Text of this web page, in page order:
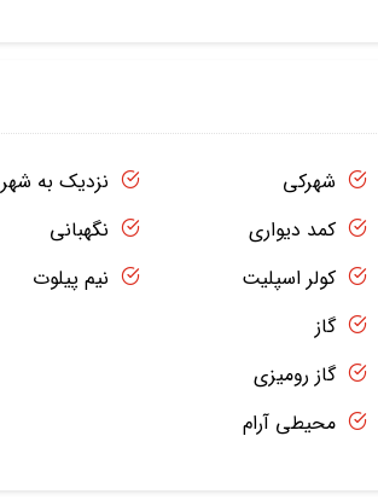
شهرکی
کمد دیواری
کولر اسپلیت
گاز
گاز رومیزی
محیطی آرام
نزدیک به شهر
نگهبانی
نیم پیلوت